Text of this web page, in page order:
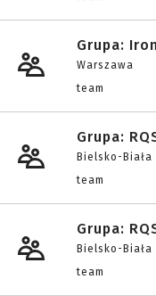
Grupa:
Warszawa
team
Grupa:
Bielsko-Biała
team
Grupa:
Bielsko-Biała
team